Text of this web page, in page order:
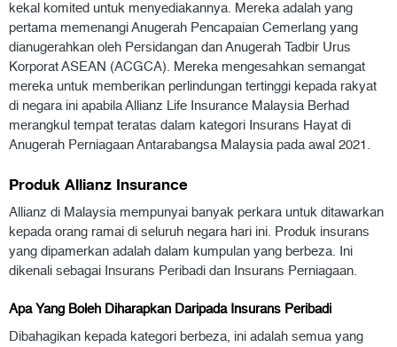
kekal komited untuk menyediakannya. Mereka adalah yang
pertama memenangi Anugerah Pencapaian Cemerlang yang
dianugerahkan oleh Persidangan dan Anugerah Tadbir Urus
Korporat ASEAN (ACGCA). Mereka mengesahkan semangat
mereka untuk memberikan perlindungan tertinggi kepada rakyat
di negara ini apabila Allianz Life Insurance Malaysia Berhad
merangkul tempat teratas dalam kategori Insurans Hayat di
Anugerah Perniagaan Antarabangsa Malaysia pada awal 2021.
Produk Allianz Insurance
Allianz di Malaysia mempunyai banyak perkara untuk ditawarkan
kepada orang ramai di seluruh negara hari ini. Produk insurans
yang dipamerkan adalah dalam kumpulan yang berbeza. Ini
dikenali sebagai Insurans Peribadi dan Insurans Perniagaan.
Apa Yang Boleh Diharapkan Daripada Insurans Peribadi
Dibahagikan kepada kategori berbeza, ini adalah semua yang